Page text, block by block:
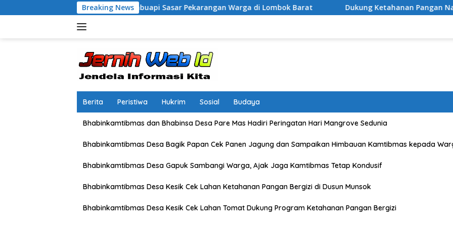
ke
Breaking News
Polsek Labuapi Sasar Pekarangan Warga di Lombok Barat Dukung Ketahanan Pangan Nasional, Polsek Labuapi
Berita Peristiwa Hukrim Sosial Budaya
Bhabinkamtibmas dan Bhabinsa Desa Pare Mas Hadiri Peringatan Hari Mangrove Sedunia
Bhabinkamtibmas Desa Bagik Papan Cek Panen Jagung dan Sampaikan Himbauan Kamtibmas kepada
Bhabinkamtibmas Desa Gapuk Sambangi Warga, Ajak Jaga Kamtibmas Tetap Kondusif
Bhabinkamtibmas Desa Kesik Cek Lahan Ketahanan Pangan Bergizi di Dusun Munsok
Bhabinkamtibmas Desa Kesik Cek Lahan Tomat Dukung Program Ketahanan Pangan Bergizi